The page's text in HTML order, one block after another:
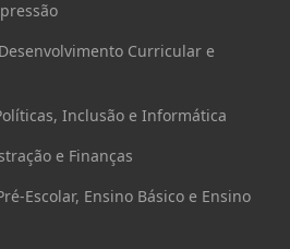
Curricular e
Inclusão e Informática
e Finanças
Escolar, Ensino Básico e Ensino